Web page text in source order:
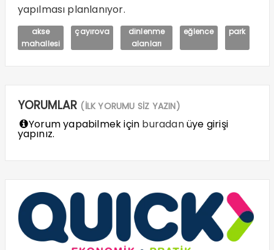
yapılması planlanıyor.
akse
mahallesi
çayırova
dinlenme
alanları
eğlence park
YORUMLAR (İLK YORUMU SİZ YAZIN)
Yorum yapabilmek için buradanüye girişi
yapınız.